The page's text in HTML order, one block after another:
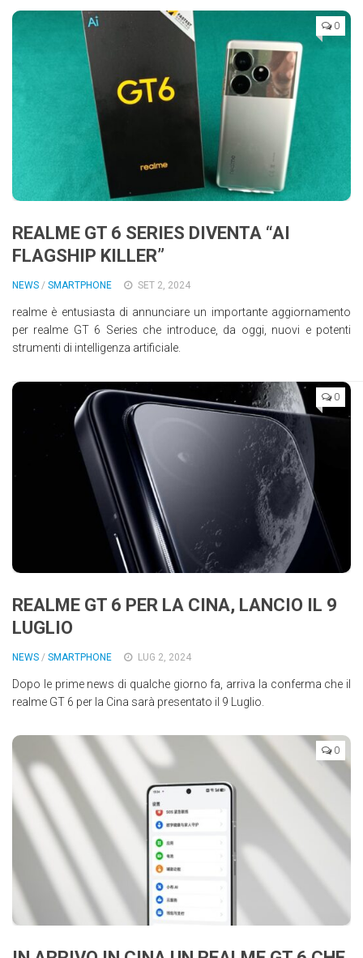
0
REALME GT 6 SERIES DIVENTA “AI
FLAGSHIP KILLER”
NEWS / SMARTPHONE SET 2, 2024
realme è entusiasta di annunciare un importante aggiornamento
per realme GT 6 Series che introduce, da oggi, nuovi e potenti
strumenti di intelligenza artificiale.
0
REALME GT 6 PER LA CINA, LANCIO IL 9
LUGLIO
NEWS / SMARTPHONE LUG 2, 2024
Dopo le prime news di qualche giorno fa, arriva la conferma che il
realme GT 6 per la Cina sarà presentato il 9 Luglio.
0